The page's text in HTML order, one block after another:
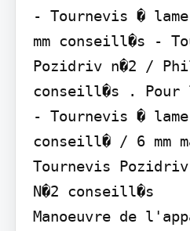
- Tournevis �
mm conseill�s -
Pozidriv n�2 /
conseill�s . Pour
- Tournevis � lame
conseill� / 6 mm
Tournevis
N�2 conseill�s
Manoeuvre de